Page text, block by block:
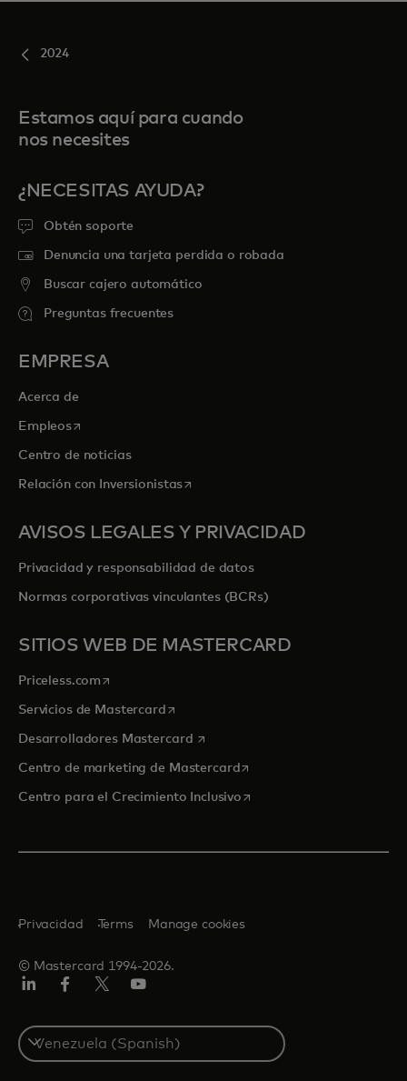
2024
Estamos aquí para cuando
nos necesites
¿NECESITAS AYUDA?
Obtén soporte
Denuncia una tarjeta perdida o robada
Buscar cajero automático
Preguntas frecuentes
EMPRESA
Acerca de
Empleosse abre en una pestaña nueva
Centro de noticias
Relación con Inversionistasse abre en una pestaña nueva
AVISOS LEGALES Y PRIVACIDAD
Privacidad y responsabilidad de datos
Normas corporativas vinculantes (BCRs)
SITIOS WEB DE MASTERCARD
Priceless.com se abre en una pestaña nueva
Servicios de Mastercardse abre en una pestaña nueva
Desarrolladores Mastercard se abre en una pestaña nueva
Centro de marketing de Mastercardse abre en una pestaña
Centro para el Crecimiento Inclusivose abre en una pestaña
© Mastercard 1994-2026.
Privacidad Terms Manage cookies
Select
a
country